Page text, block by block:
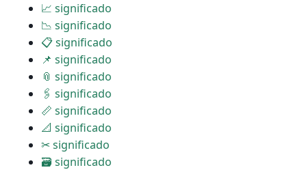
📈 significado
📉 significado
📋 significado
📌 significado
📎 significado
🖇 significado
📏 significado
📐 significado
✂ significado
🗃 significado